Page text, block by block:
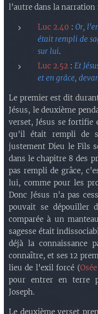
l'autre dans la narration
Luc 2.40 : Or,
était rempli de
sur lui.
Luc 2.52 : Et
et en grâce,
Le premier est dit
Jésus, le deuxième
verset, Jésus se
qu'il était rempli de
justement Dieu le Fils
dans le chapitre 8 des
pas rempli de grâce,
lui, comme pour les
Donc Jésus n'a pas
pouvait se dépouiller
comparée à un
sagesse était
déjà la connaissance
connaître, et ses 12
lieu de l'exil forcé (Osée
pour entrer en terre
Joseph.
Le deuxième verset